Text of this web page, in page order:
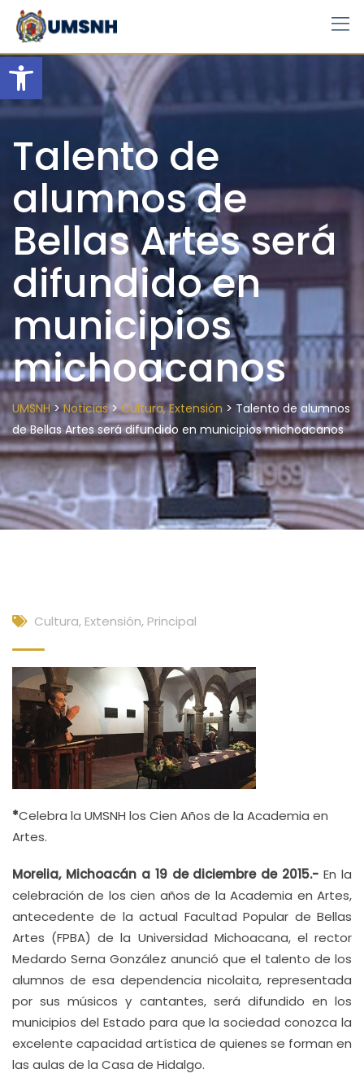
Open toolbar
Skip
content
Talento de
alumnos de
Bellas Artes será
difundido en
municipios
michoacanos
UMSNH>Noticias>Cultura, Extensión > Talento de alumnos
de Bellas Artes será difundido en municipios michoacanos
Cultura, Extensión, Principal
*Celebra la UMSNH los Cien Años de la Academia en
Artes.
Morelia, Michoacán a 19 de diciembre de 2015.-En la
celebración de los cien años de la Academia en Artes,
antecedente de la actual Facultad Popular de Bellas
Artes (FPBA) de la Universidad Michoacana, el rector
Medardo Serna González anunció que el talento de los
alumnos de esa dependencia nicolaita, representada
por sus músicos y cantantes, será difundido en los
municipios del Estado para que la sociedad conozca la
excelente capacidad artística de quienes se forman en
las aulas de la Casa de Hidalgo.